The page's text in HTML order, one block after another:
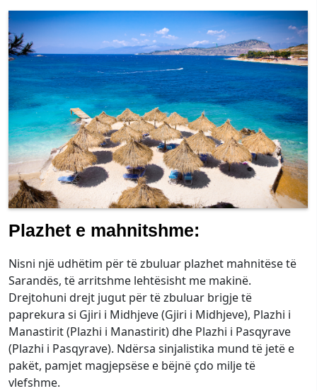
Plazhet e mahnitshme:
Nisni një udhëtim për të zbuluar plazhet mahnitëse të
Sarandës, të arritshme lehtësisht me makinë.
Drejtohuni drejt jugut për të zbuluar brigje të
paprekura si Gjiri i Midhjeve (Gjiri i Midhjeve), Plazhi i
Manastirit (Plazhi i Manastirit) dhe Plazhi i Pasqyrave
(Plazhi i Pasqyrave). Ndërsa sinjalistika mund të jetë e
pakët, pamjet magjepsëse e bëjnë çdo milje të
vlefshme.